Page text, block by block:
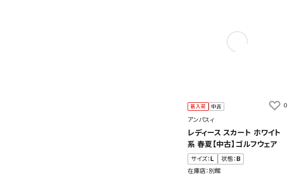
新入荷 中古
アンパスィ
レディース スカート ホワイト
系 春夏【中古】ゴルフウェア
サイズ： L 状態： B
在庫店：別館
0